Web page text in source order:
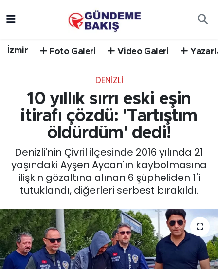
İzmir Foto Galeri Video Galeri
DENIZLI
10 yıllık sırrı eski eşin
itirafı çözdü: 'Tartıştım
öldürdüm' dedi!
Denizli'nin Çivril ilçesinde 2016 yılında 21
yaşındaki Ayşen Aycan'ın kaybolmasına
ilişkin gözaltına alınan 6 şüpheliden 1'i
tutuklandı, diğerleri serbest bırakıldı.
EGE
EĞİTİM
EKONOMİ
English News
GÜNCEL
KÜLTÜR SANAT
MAGAZİN
Süper Lig Puan Durumu ve Fikstür
Tüm Manşetler
Son Dakika Haberleri
Haber Arşivi